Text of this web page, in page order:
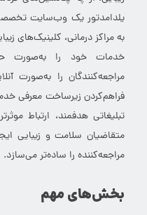
یلدامدتور یک وب‌سایت
به مراکز درمانی، کلینیک‌های
خدمات خود را به‌صورت
مراجعه‌کنندگان را به‌صورت
فراهم‌کردن زیرساخت معرفی
تبلیغاتی هدفمند، ارتباط
متقاضیان سلامت و زیبایی
مراجعه‌کننده را ساده‌تر می‌سازد.
بخش‌های مهم